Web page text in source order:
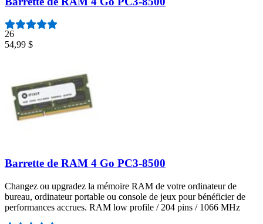
26
54,99 $
Barrette de RAM 4 Go PC3-8500
Changez ou upgradez la mémoire RAM de votre ordinateur de
bureau, ordinateur portable ou console de jeux pour bénéficier de
performances accrues. RAM low profile / 204 pins / 1066 MHz